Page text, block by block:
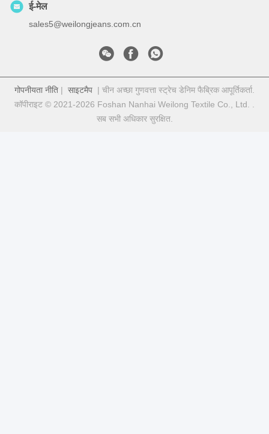
ई-मेल
sales5@weilongjeans.com.cn
गोपनीयता नीति | साइटमैप | चीन अच्छा गुणवत्ता स्ट्रेच डेनिम फैब्रिक आपूर्तिकर्ता.
कॉपीराइट © 2021-2026 Foshan Nanhai Weilong Textile Co., Ltd. .
सब सभी अधिकार सुरक्षित.